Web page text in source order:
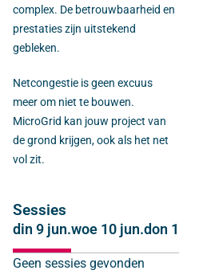
complex. De betrouwbaarheid en
prestaties zijn uitstekend
gebleken.
Netcongestie is geen excuus
meer om niet te bouwen.
MicroGrid kan jouw project van
de grond krijgen, ook als het net
vol zit.
Sessies
din 9 jun.woe 10 jun.don 11 jun.
Geen sessies gevonden